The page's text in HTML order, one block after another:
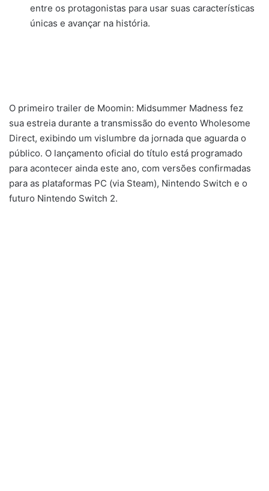
entre os protagonistas para usar suas características
únicas e avançar na história.
O primeiro trailer de Moomin: Midsummer Madness fez
sua estreia durante a transmissão do evento Wholesome
Direct, exibindo um vislumbre da jornada que aguarda o
público. O lançamento oficial do título está programado
para acontecer ainda este ano, com versões confirmadas
para as plataformas PC (via Steam), Nintendo Switch e o
futuro Nintendo Switch 2.